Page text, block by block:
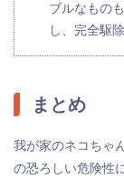
ブルなもの
し、完全駆
まとめ
我が家のネコちゃ
の恐ろしい危険性